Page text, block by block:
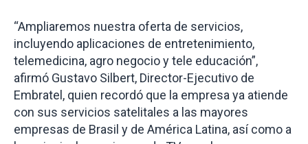
“Ampliaremos nuestra oferta de servicios,
incluyendo aplicaciones de entretenimiento,
telemedicina, agro negocio y tele educación”,
afirmó Gustavo Silbert, Director-Ejecutivo de
Embratel, quien recordó que la empresa ya atiende
con sus servicios satelitales a las mayores
empresas de Brasil y de América Latina, así como a